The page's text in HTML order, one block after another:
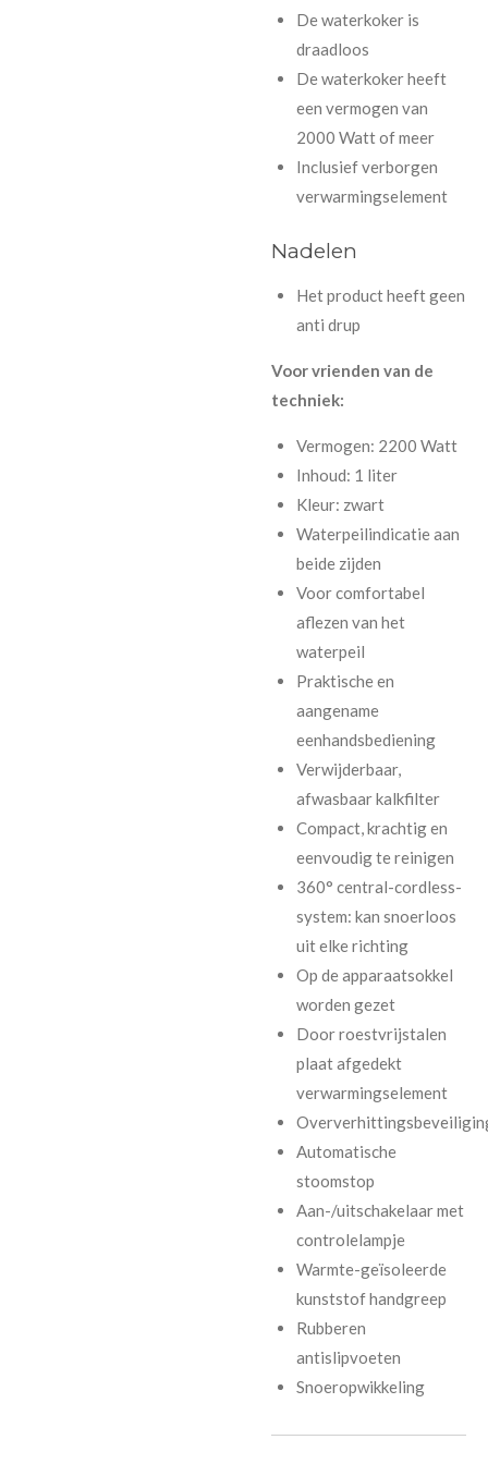
De waterkoker is
draadloos
De waterkoker heeft
een vermogen van
2000 Watt of meer
Inclusief verborgen
verwarmingselement
Nadelen
Het product heeft geen
anti drup
Voor vrienden van de
techniek:
Vermogen: 2200 Watt
Inhoud: 1 liter
Kleur: zwart
Waterpeilindicatie aan
beide zijden
Voor comfortabel
aflezen van het
waterpeil
Praktische en
aangename
eenhandsbediening
Verwijderbaar,
afwasbaar kalkfilter
Compact, krachtig en
eenvoudig te reinigen
360° central-cordless-
system: kan snoerloos
uit elke richting
Op de apparaatsokkel
worden gezet
Door roestvrijstalen
plaat afgedekt
verwarmingselement
Automatische
stoomstop
Aan-/uitschakelaar met
controlelampje
Warmte-geïsoleerde
kunststof handgreep
Rubberen
antislipvoeten
Snoeropwikkeling